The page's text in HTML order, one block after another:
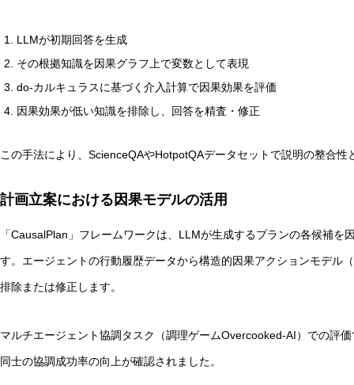
LLMが初期回答を生成
その根拠知識を因果グラフ上で変数として表現
do-カルキュラスに基づく介入計算で因果効果を評価
因果効果が低い知識を排除し、回答を精査・修正
この手法により、ScienceQAやHotpotQAデータセットで説明の整合
計画立案における因果モデルの活用
「CausalPlan」フレームワークは、LLMが生成するプランの各候補
す。エージェントの行動履歴データから構造的因果アクションモデル
排除または修正します。
マルチエージェント協調タスク（調理ゲームOvercooked-AI）での評
同士の協調成功率の向上が確認されました。